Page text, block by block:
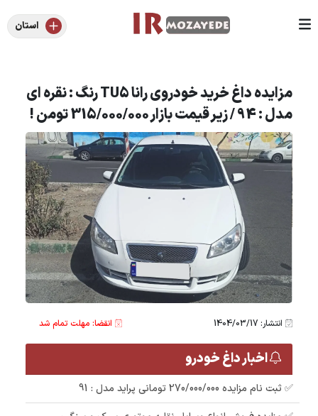
استان
مزایده داغ خرید خودروی رانا TU5 رنگ : نقره ای
مدل : 94 / زیر قیمت بازار 315/000/000 تومن !
انتشار: 1404/03/17 انقضا: مهلت تمام شد
اخبار داغ خودرو
✅ ثبت نام مزایده 270/000/000 تومانی پراید مدل : 91